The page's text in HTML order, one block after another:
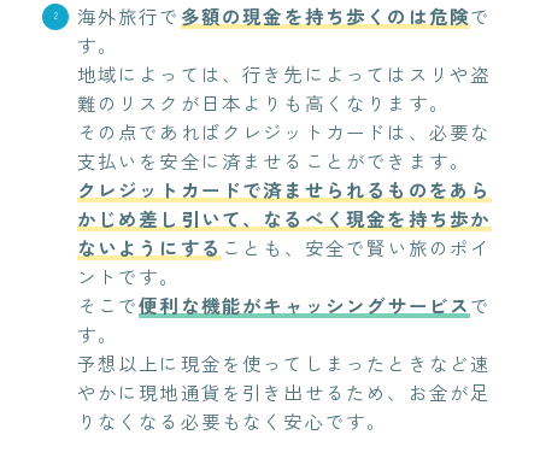
海外旅行で 多額の現金を持ち歩くのは危険で
す。
地域によっては、行き先によってはスリや盗
難のリスクが日本よりも高くなります。
その点であればクレジットカードは、必要な
支払いを安全に済ませることができます。
クレジットカードで済ませられるものをあら
かじめ差し引いて、なるべく現金を持ち歩か
ないようにする ことも、安全で賢い旅のポイ
ントです。
そこで便利な機能がキャッシングサービスで
す。
予想以上に現金を使ってしまったときなど速
やかに現地通貨を引き出せるため、お金が足
りなくなる必要もなく安心です。